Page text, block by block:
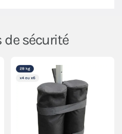
de sécurité